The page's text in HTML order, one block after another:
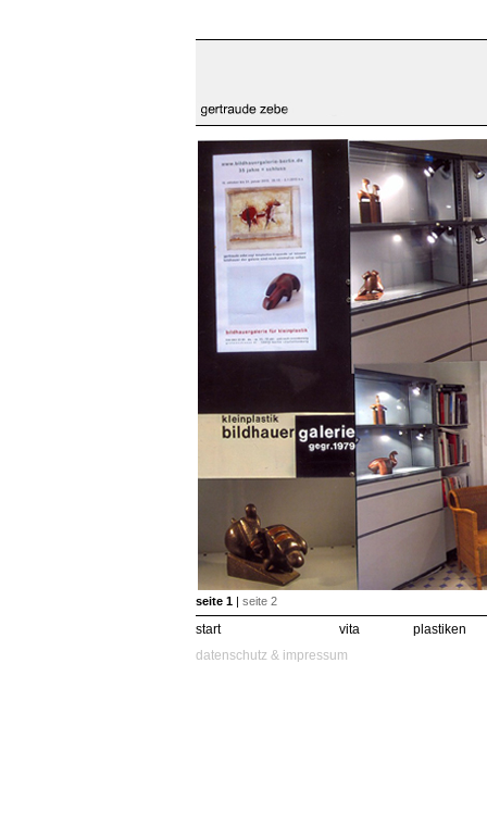
seite 1 | seite 2
start vita
plastiken
datenschutz & impressum